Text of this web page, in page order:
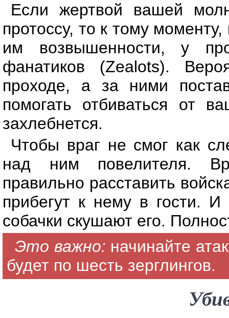
Если жертвой вашей
протоссу, то к тому
им возвышенности, у
фанатиков (Zealots).
проходе, а за ними
помогать отбиваться от
захлебнется.
Чтобы враг не смог как
над ним повелителя.
правильно расставить
прибегут к нему в гости. И
собачки скушают его.
Это важно: начинайте
будет по шесть зерглингов.